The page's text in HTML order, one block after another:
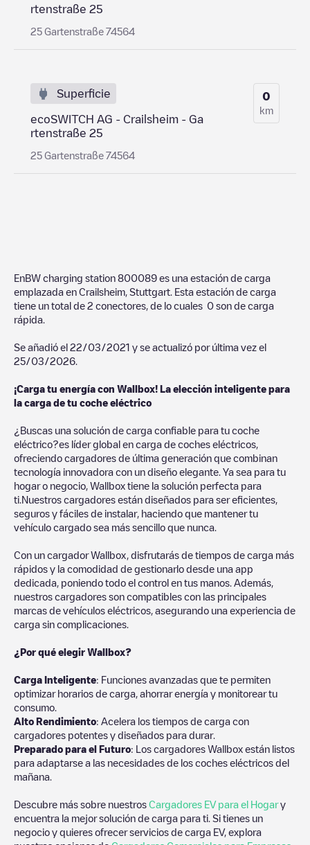
rtenstraße 25
25 Gartenstraße 74564
Superficie
ecoSWITCH AG - Crailsheim - Ga
rtenstraße 25
25 Gartenstraße 74564
0
km
EnBW charging station 800089 es una estación de carga
emplazada en Crailsheim Stuttgart . Esta estación de carga
tiene un total de 2 conectores, de lo cuales 0 son de carga
rápida.
Se añadió el 22/03/2021 y se actualizó por última vez el
25/03/2026
¡Carga tu energía con Wallbox! La elección inteligente para
la carga de tu coche eléctrico
¿Buscas una solución de carga confiable para tu coche
eléctrico?es líder global en carga de coches eléctricos,
ofreciendo cargadores de última generación que combinan
tecnología innovadora con un diseño elegante. Ya sea para tu
hogar o negocio, Wallbox tiene la solución perfecta para
ti.Nuestros cargadores están diseñados para ser eficientes,
seguros y fáciles de instalar, haciendo que mantener tu
vehículo cargado sea más sencillo que nunca.
Con un cargador Wallbox, disfrutarás de tiempos de carga más
rápidos y la comodidad de gestionarlo desde una app
dedicada, poniendo todo el control en tus manos. Además,
nuestros cargadores son compatibles con las principales
marcas de vehículos eléctricos, asegurando una experiencia de
carga sin complicaciones.
¿Por qué elegir Wallbox?
Carga Inteligente: Funciones avanzadas que te permiten
optimizar horarios de carga, ahorrar energía y monitorear tu
consumo.
Alto Rendimiento: Acelera los tiempos de carga con
cargadores potentes y diseñados para durar.
Preparado para el Futuro: Los cargadores Wallbox están listos
para adaptarse a las necesidades de los coches eléctricos del
mañana.
Descubre más sobre nuestros Cargadores EV para el Hogary
encuentra la mejor solución de carga para ti. Si tienes un
negocio y quieres ofrecer servicios de carga EV, explora